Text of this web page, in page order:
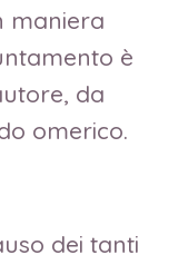
maniera
è
da
omerico.
dei tanti